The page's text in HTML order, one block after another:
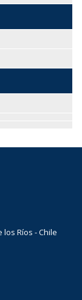
los Ríos - Chile